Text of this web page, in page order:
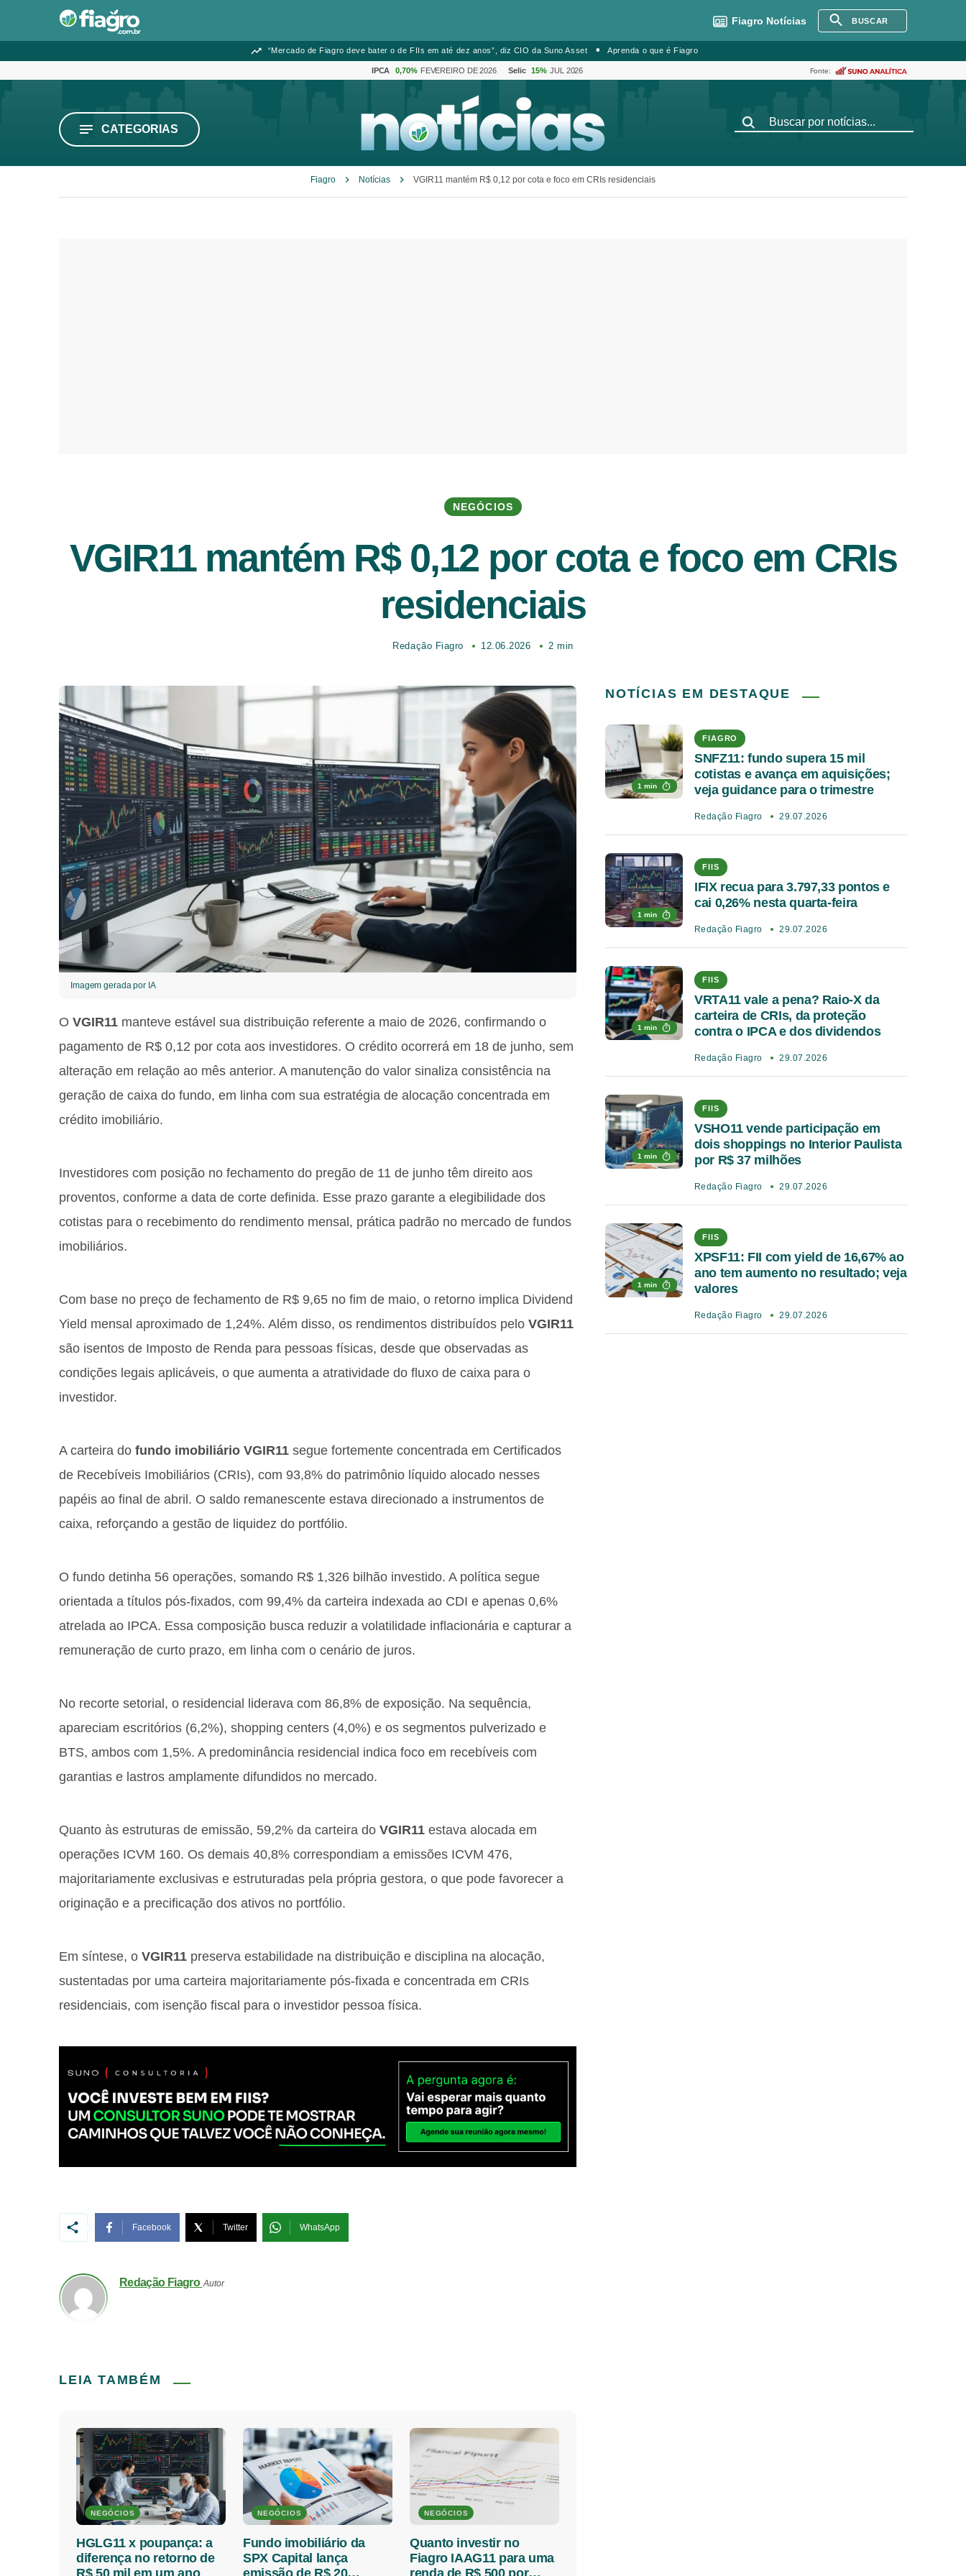
Fiagro Notícias BUSCAR
“Mercado de Fiagro deve bater o de FIIs em até dez anos”, diz CIO da Suno Asset Aprenda o que é Fiagro
IPCA 0,70% FEVEREIRO DE 2026 Selic 15% JUL 2026 Fonte:
CATEGORIAS
Fiagro Notícias VGIR11 mantém R$ 0,12 por cota e foco em CRIs residenciais
NEGÓCIOS
VGIR11 mantém R$ 0,12 por cota e foco em CRIs
residenciais
Redação Fiagro 12.06.2026 2 min
Imagem gerada por IA
O VGIR11 manteve estável sua distribuição referente a maio de 2026, confirmando o
pagamento de R$ 0,12 por cota aos investidores. O crédito ocorrerá em 18 de junho, sem
alteração em relação ao mês anterior. A manutenção do valor sinaliza consistência na
geração de caixa do fundo, em linha com sua estratégia de alocação concentrada em
crédito imobiliário.
Investidores com posição no fechamento do pregão de 11 de junho têm direito aos
proventos, conforme a data de corte definida. Esse prazo garante a elegibilidade dos
cotistas para o recebimento do rendimento mensal, prática padrão no mercado de fundos
imobiliários.
Com base no preço de fechamento de R$ 9,65 no fim de maio, o retorno implica Dividend
Yield mensal aproximado de 1,24%. Além disso, os rendimentos distribuídos pelo VGIR11
são isentos de Imposto de Renda para pessoas físicas, desde que observadas as
condições legais aplicáveis, o que aumenta a atratividade do fluxo de caixa para o
investidor.
A carteira do fundo imobiliário VGIR11 segue fortemente concentrada em Certificados
de Recebíveis Imobiliários (CRIs), com 93,8% do patrimônio líquido alocado nesses
papéis ao final de abril. O saldo remanescente estava direcionado a instrumentos de
caixa, reforçando a gestão de liquidez do portfólio.
O fundo detinha 56 operações, somando R$ 1,326 bilhão investido. A política segue
orientada a títulos pós-fixados, com 99,4% da carteira indexada ao CDI e apenas 0,6%
atrelada ao IPCA. Essa composição busca reduzir a volatilidade inflacionária e capturar a
remuneração de curto prazo, em linha com o cenário de juros.
No recorte setorial, o residencial liderava com 86,8% de exposição. Na sequência,
apareciam escritórios (6,2%), shopping centers (4,0%) e os segmentos pulverizado e
BTS, ambos com 1,5%. A predominância residencial indica foco em recebíveis com
garantias e lastros amplamente difundidos no mercado.
Quanto às estruturas de emissão, 59,2% da carteira do VGIR11 estava alocada em
operações ICVM 160. Os demais 40,8% correspondiam a emissões ICVM 476,
majoritariamente exclusivas e estruturadas pela própria gestora, o que pode favorecer a
originação e a precificação dos ativos no portfólio.
Em síntese, o VGIR11 preserva estabilidade na distribuição e disciplina na alocação,
sustentadas por uma carteira majoritariamente pós-fixada e concentrada em CRIs
residenciais, com isenção fiscal para o investidor pessoa física.
Facebook Twitter WhatsApp
Redação Fiagro Autor
LEIA TAMBÉM
NEGÓCIOS
HGLG11 x poupança: a
diferença no retorno de
R$ 50 mil em um ano
NEGÓCIOS
Fundo imobiliário da
SPX Capital lança
emissão de R$ 20
NEGÓCIOS
Quanto investir no
Fiagro IAAG11 para uma
renda de R$ 500 por
NOTÍCIAS EM DESTAQUE
1 min
FIAGRO
SNFZ11: fundo supera 15 mil
cotistas e avança em aquisições;
veja guidance para o trimestre
Redação Fiagro 29.07.2026
1 min
FIIS
IFIX recua para 3.797,33 pontos e
cai 0,26% nesta quarta-feira
Redação Fiagro 29.07.2026
1 min
FIIS
VRTA11 vale a pena? Raio-X da
carteira de CRIs, da proteção
contra o IPCA e dos dividendos
Redação Fiagro 29.07.2026
1 min
FIIS
VSHO11 vende participação em
dois shoppings no Interior Paulista
por R$ 37 milhões
Redação Fiagro 29.07.2026
1 min
FIIS
XPSF11: FII com yield de 16,67% ao
ano tem aumento no resultado; veja
valores
Redação Fiagro 29.07.2026